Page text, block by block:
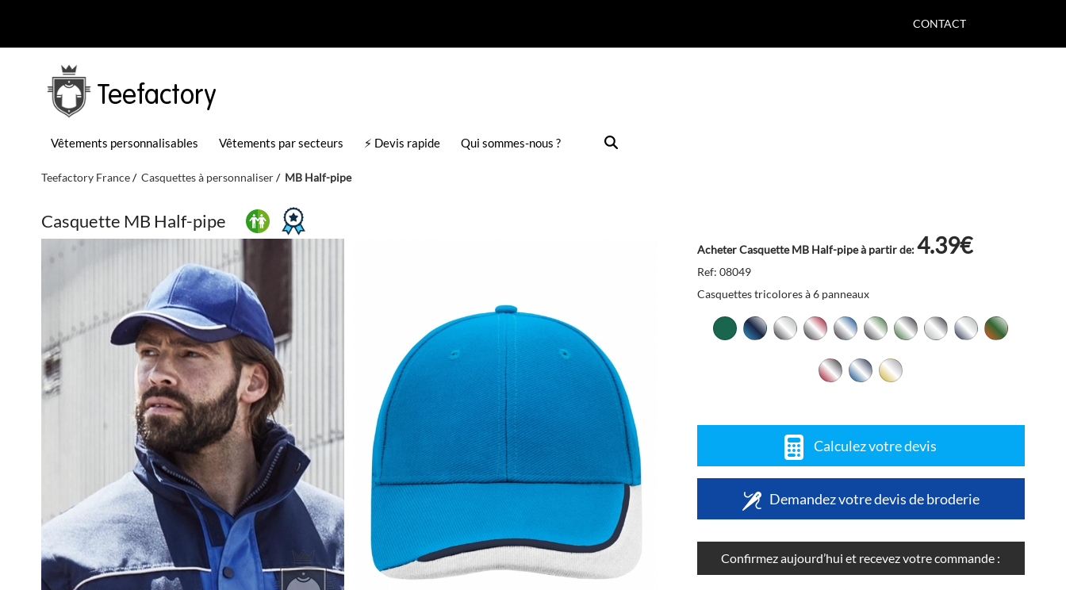
CONTACT
Teefactory
Vêtements personnalisables Vêtements par secteurs ⚡ Devis rapide Qui sommes-nous ?
Teefactory France Casquettes à personnaliser MB Half-pipe
Casquette MB Half-pipe
Acheter Casquette MB Half-pipe à partir de:4.39€
Ref: 08049
Casquettes tricolores à 6 panneaux
Calculez votre devis
Demandez votre devis de broderie
Confirmez aujourd’hui et recevez votre commande :